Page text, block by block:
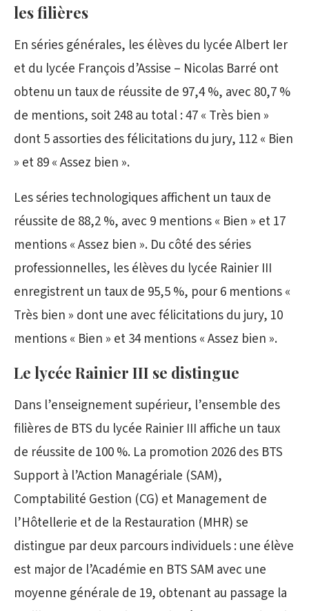
les filières
En séries générales, les élèves du lycée Albert Ier
et du lycée François d’Assise – Nicolas Barré ont
obtenu un taux de réussite de 97,4 %, avec 80,7 %
de mentions, soit 248 au total : 47 « Très bien »
dont 5 assorties des félicitations du jury, 112 « Bien
» et 89 « Assez bien ».
Les séries technologiques affichent un taux de
réussite de 88,2 %, avec 9 mentions « Bien » et 17
mentions « Assez bien ». Du côté des séries
professionnelles, les élèves du lycée Rainier III
enregistrent un taux de 95,5 %, pour 6 mentions «
Très bien » dont une avec félicitations du jury, 10
mentions « Bien » et 34 mentions « Assez bien ».
Le lycée Rainier III se distingue
Dans l’enseignement supérieur, l’ensemble des
filières de BTS du lycée Rainier III affiche un taux
de réussite de 100 %. La promotion 2026 des BTS
Support à l’Action Managériale (SAM),
Comptabilité Gestion (CG) et Management de
l’Hôtellerie et de la Restauration (MHR) se
distingue par deux parcours individuels : une élève
est major de l’Académie en BTS SAM avec une
moyenne générale de 19, obtenant au passage la